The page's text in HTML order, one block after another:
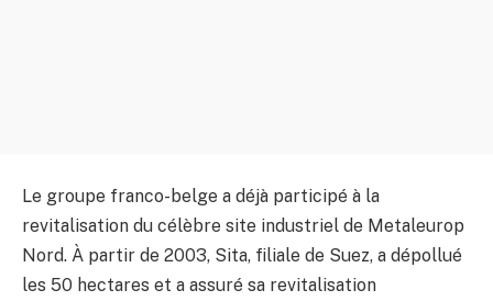
Le groupe franco-belge a déjà participé à la
revitalisation du célèbre site industriel de Metaleurop
Nord. À partir de 2003, Sita, filiale de Suez, a dépollué
les 50 hectares et a assuré sa revitalisation